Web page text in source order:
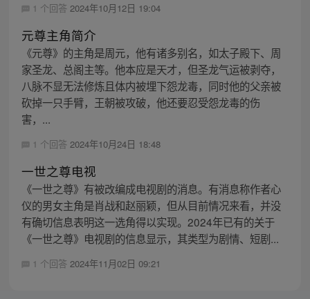
1 个回答 2024年10月12日 19:04
元尊主角简介
《元尊》的主角是周元，他有诸多别名，如太子殿下、周
家圣龙、总阁主等。他本应是天才，但圣龙气运被剥夺，
八脉不显无法修炼且体内被埋下怨龙毒，同时他的父亲被
砍掉一只手臂，王朝被攻破，他还要忍受怨龙毒的伤
害，...
1 个回答 2024年10月24日 18:48
一世之尊电视
《一世之尊》有被改编成电视剧的消息。有消息称作者心
仪的男女主角是肖战和赵丽颖，但从目前情况来看，并没
有确切信息表明这一选角得以实现。2024年已有的关于
《一世之尊》电视剧的信息显示，其类型为剧情、短剧...
1 个回答 2024年11月02日 09:21